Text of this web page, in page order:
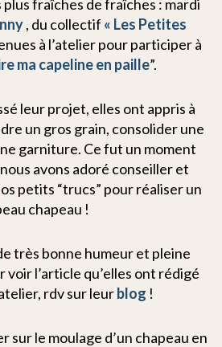
plus fraîches de fraîches : mardi
, du collectif « Les Petites
à l’atelier pour participer à
ma capeline en paille”.
leur projet, elles ont appris à
un gros grain, consolider une
garniture. Ce fut un moment
avons adoré conseiller et
petits “trucs” pour réaliser un
chapeau !
très bonne humeur et pleine
voir l’article qu’elles ont rédigé
rdv sur leurblog !
sur le moulage d’un chapeau en